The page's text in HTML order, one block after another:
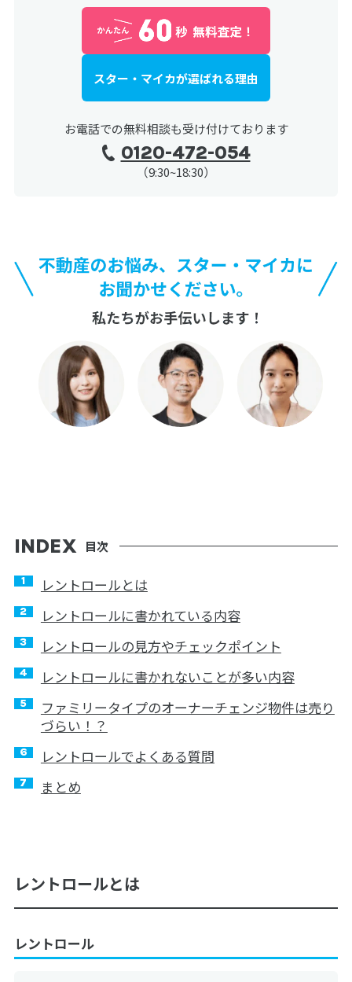
スター・マイカが選ばれる理由
お電話での無料相談も受け付けております
0120-472-054
（9:30~18:30）
目次
レントロールとは
レントロールに書かれている内容
レントロールの見方やチェックポイント
レントロールに書かれないことが多い内容
ファミリータイプのオーナーチェンジ物件は売り
づらい！？
レントロールでよくある質問
まとめ
レントロールとは
レントロール